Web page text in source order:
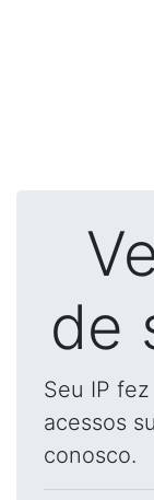
de
Seu IP
acessos
conosco.